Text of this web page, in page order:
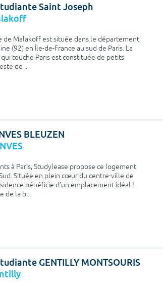
Saint Joseph
de Malakoff est située dans le département
(92) en Île-de-France au sud de Paris. La
touche Paris est constituée de petits
de ...
BLEUZEN
à Paris, Studylease propose ce logement
Située en plein cœur du centre-ville de
bénéficie d’un emplacement idéal !
de la b...
GENTILLY MONTSOURIS